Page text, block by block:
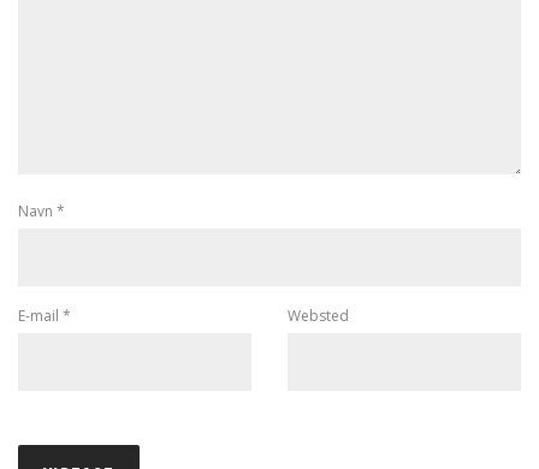
Navn *
E-mail * Websted